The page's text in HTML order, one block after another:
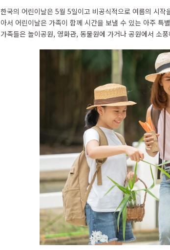
한국의 어린이날은 5월 5일이고 비공식적으로 여름의 시
아서 어린이날은 가족이 함께 시간을 보낼 수 있는 아주 특
가족들은 놀이공원, 영화관, 동물원에 가거나 공원에서 소